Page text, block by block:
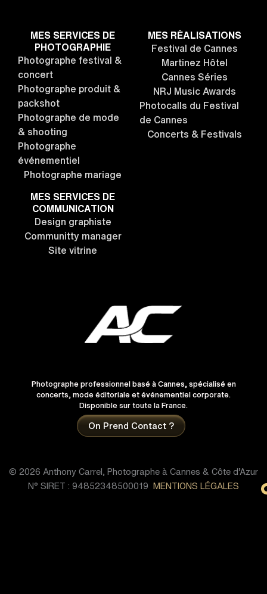
Photographe professionnel basé à Cannes, spécialisé en
concerts, mode éditoriale et événementiel corporate.
Disponible sur toute la France.
On Prend Contact ?
MES SERVICES DE
PHOTOGRAPHIE
Photographe festival &
concert
Photographe produit &
packshot
Photographe de mode
& shooting
Photographe
événementiel
Photographe mariage
MES SERVICES DE
COMMUNICATION
Design graphiste
Communitty manager
Site vitrine
MES RÉALISATIONS
Festival de Cannes
Martinez Hôtel
Cannes Séries
NRJ Music Awards
Photocalls du Festival
de Cannes
Concerts & Festivals
© 2026 Anthony Carrel, Photographe à Cannes & Côte d’Azur
N° SIRET : 94852348500019
MENTIONS LÉGALES